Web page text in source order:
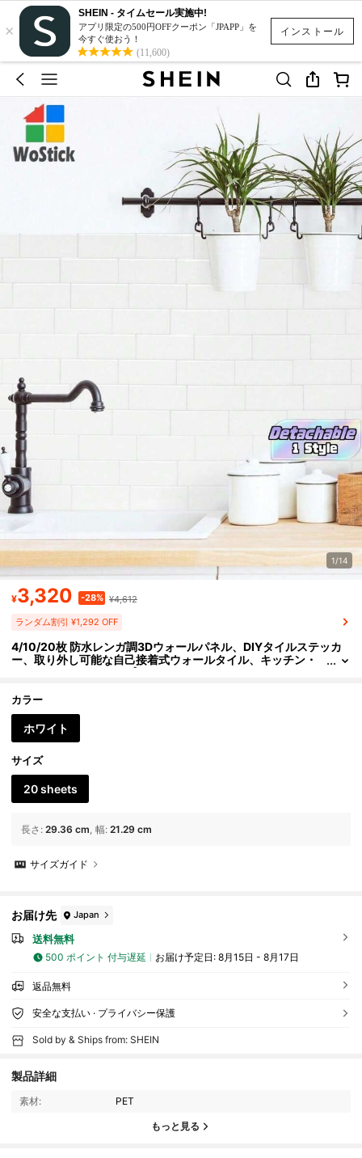
インストール
×
SHEIN - タイムセール実施中!
アプリ限定の500円OFFクーポン「JPAPP」を
今すぐ使おう！
(11,600)
1/14
¥3,320 -28% ¥4,612
ランダム割引 ¥1,292 OFF
4/10/20枚 防水レンガ調3Dウォールパネル、DIYタイルステッカ
ー、取り外し可能な自己接着式ウォールタイル、キッチン・
バスルームのバックスプラッシュとホリデーデコレーション
カラー
ホワイト
サイズ
20 sheets
長さ : 29.36 cm 幅: 21.29 cm
サイズガイド
お届け先 Japan
送料無料
500 ポイント 付与遅延 お届け予定日: 8月15日 - 8月17日
返品無料
安全な支払い · プライバシー保護
Sold by & Ships from: SHEIN
製品詳細
素材: PET
もっと見る
59K フォロワー